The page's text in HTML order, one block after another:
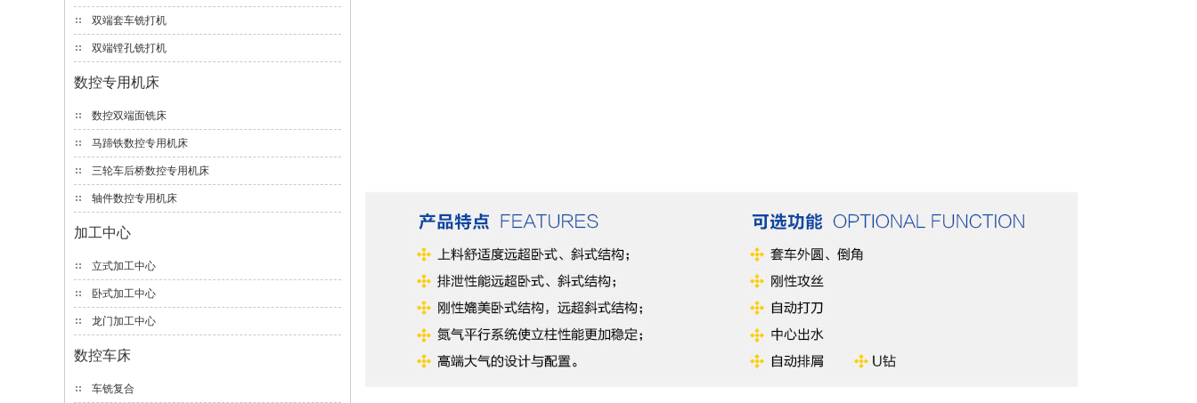
双端套车铣打机
双端镗孔铣打机
数控专用机床
数控双端面铣床
马蹄铁数控专用机床
三轮车后桥数控专用机床
轴件数控专用机床
加工中心
立式加工中心
卧式加工中心
龙门加工中心
数控车床
车铣复合